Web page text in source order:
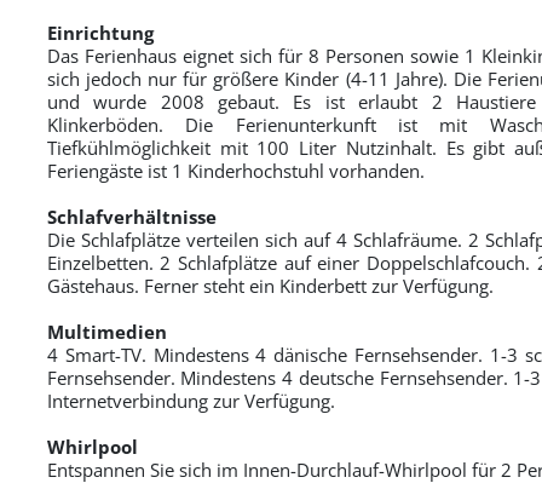
Einrichtung
Das Ferienhaus eignet sich für 8 Personen sowie 1
sich jedoch nur für größere Kinder (4-11 Jahre). Die
und wurde 2008 gebaut. Es ist erlaubt 2 Haustiere
Klinkerböden. Die Ferienunterkunft ist mit
Tiefkühlmöglichkeit mit 100 Liter Nutzinhalt. Es gibt
Feriengäste ist 1 Kinderhochstuhl vorhanden.
Schlafverhältnisse
Die Schlafplätze verteilen sich auf 4 Schlafräume. 2
Einzelbetten. 2 Schlafplätze auf einer
Gästehaus. Ferner steht ein Kinderbett zur Verfügung.
Multimedien
4 Smart-TV. Mindestens 4 dänische Fernsehsender. 1-3
Fernsehsender. Mindestens 4 deutsche Fernsehsender.
Internetverbindung zur Verfügung.
Whirlpool
Entspannen Sie sich im Innen-Durchlauf-Whirlpool für 2